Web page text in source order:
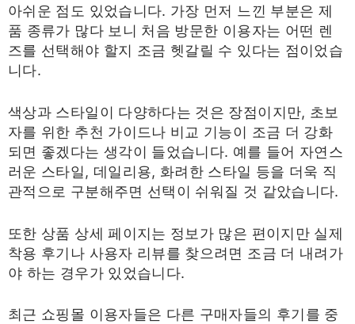
아쉬운 점도 있었습니다. 가장 먼저 느낀 부분은 제
품 종류가 많다 보니 처음 방문한 이용자는 어떤 렌
즈를 선택해야 할지 조금 헷갈릴 수 있다는 점이었습
니다.
색상과 스타일이 다양하다는 것은 장점이지만, 초보
자를 위한 추천 가이드나 비교 기능이 조금 더 강화
되면 좋겠다는 생각이 들었습니다. 예를 들어 자연스
러운 스타일, 데일리용, 화려한 스타일 등을 더욱 직
관적으로 구분해주면 선택이 쉬워질 것 같았습니다.
또한 상품 상세 페이지는 정보가 많은 편이지만 실제
착용 후기나 사용자 리뷰를 찾으려면 조금 더 내려가
야 하는 경우가 있었습니다.
최근 쇼핑몰 이용자들은 다른 구매자들의 후기를 중